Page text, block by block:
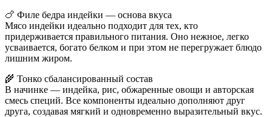
🍗 Филе бедра индейки — основа вкуса
Мясо индейки идеально подходит для тех, кто
придерживается правильного питания. Оно нежное, легко
усваивается, богато белком и при этом не перегружает блюдо
лишним жиром.
🌾 Тонко сбалансированный состав
В начинке — индейка, рис, обжаренные овощи и авторская
смесь специй. Все компоненты идеально дополняют друг
друга, создавая мягкий и одновременно выразительный вкус.